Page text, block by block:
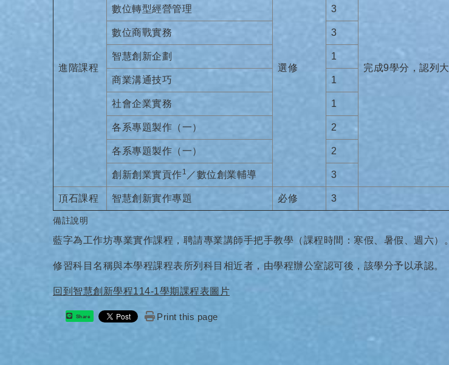
進階課程 選修 完成9學分，認列
數位轉型經營管理 3
數位商戰實務 3
智慧創新企劃 1
商業溝通技巧 1
社會企業實務 1
各系專題製作（一） 2
各系專題製作（一） 2
創新創業實貢作1 ／數位創業輔導 3
頂石課程 智慧創新實作專題 必修 3
備註說明
藍字為工作坊專業實作課程，聘請專業講師手把手教學（課程時間：寒假、暑假、週六）。
修習科目名稱與本學程課程表所列科目相近者，由學程辦公室認可後，該學分予以承認。
回到智慧創新學程114-1學期課程表圖片
Share Print this page